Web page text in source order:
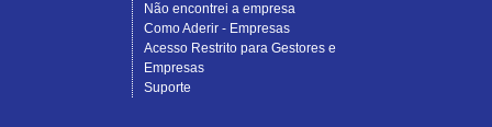
Não encontrei a empresa
Como Aderir - Empresas
Acesso Restrito para Gestores e
Empresas
Suporte